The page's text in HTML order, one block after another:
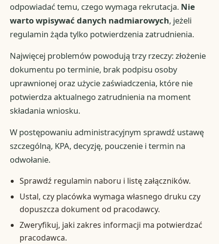
odpowiadać temu, czego wymaga rekrutacja. Nie
warto wpisywać danych nadmiarowych, jeżeli
regulamin żąda tylko potwierdzenia zatrudnienia.
Najwięcej problemów powodują trzy rzeczy: złożenie
dokumentu po terminie, brak podpisu osoby
uprawnionej oraz użycie zaświadczenia, które nie
potwierdza aktualnego zatrudnienia na moment
składania wniosku.
W postępowaniu administracyjnym sprawdź ustawę
szczególną, KPA, decyzję, pouczenie i termin na
odwołanie.
Sprawdź regulamin naboru i listę załączników.
Ustal, czy placówka wymaga własnego druku czy
dopuszcza dokument od pracodawcy.
Zweryfikuj, jaki zakres informacji ma potwierdzać
pracodawca.